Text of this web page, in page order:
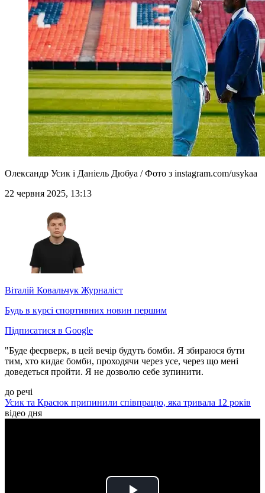
Олександр Усик і Даніель Дюбуа / Фото з instagram.com/usykaa
22 червня 2025, 13:13
Віталій Ковальчук Журналіст
Будь в курсі спортивних новин першим
Підписатися в Google
"Буде феєрверк, в цей вечір будуть бомби. Я збираюся бути
тим, хто кидає бомби, проходячи через усе, через що мені
доведеться пройти. Я не дозволю себе зупинити.
до речі
Усик та Красюк припинили співпрацю, яка тривала 12 років
відео дня